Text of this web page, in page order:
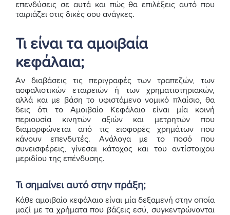
επενδύσεις σε αυτά και πώς θα επιλέξεις αυτό που
ταιριάζει στις δικές σου ανάγκες.
Τι είναι τα αμοιβαία
κεφάλαια;
Αν διαβάσεις τις περιγραφές των τραπεζών, των
ασφαλιστικών εταιρειών ή των χρηματιστηριακών,
αλλά και με βάση το υφιστάμενο νομικό πλαίσιο, θα
δεις ότι το Αμοιβαίο Κεφάλαιο είναι μία κοινή
περιουσία κινητών αξιών και μετρητών που
διαμορφώνεται από τις εισφορές χρημάτων που
κάνουν επενδυτές. Ανάλογα με το ποσό που
συνεισφέρεις, γίνεσαι κάτοχος και του αντίστοιχου
μεριδίου της επένδυσης.
Τι σημαίνει αυτό στην πράξη;
Κάθε αμοιβαίο κεφάλαιο είναι μία δεξαμενή στην οποία
μαζί με τα χρήματα που βάζεις εσύ, συγκεντρώνονται